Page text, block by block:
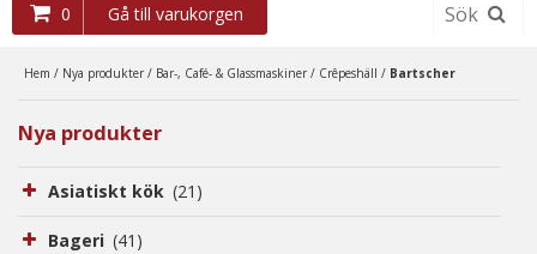
Gå till varukorgen
0
Villkor
Hem / Nya produkter / Bar-, Café- & Glassmaskiner / Crêpeshäll / Bartscher
Nya produkter
Asiatiskt kök (21)
Bageri (41)